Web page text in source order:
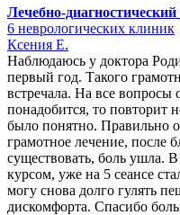
Лечебно-диагностический
6 неврологических клиник
Ксения Е.
Наблюдаюсь у доктора
первый год. Такого
встречала. На все вопросы
понадобится, то повторит
было понятно. Правильно
грамотное лечение, после
существовать, боль ушла.
курсом, уже на 5 сеансе
могу снова долго гулять
дискомфорта. Спасибо